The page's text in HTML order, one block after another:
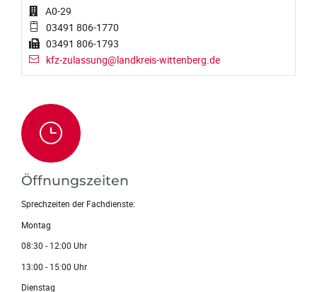
A0-29
03491 806-1770
03491 806-1793
kfz-zulassung@landkreis-wittenberg.de
Öffnungszeiten
Sprechzeiten der Fachdienste:
Montag
08:30 - 12:00 Uhr
13:00 - 15:00 Uhr
Dienstag